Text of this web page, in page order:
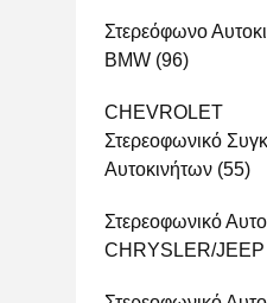
Στερεόφωνο
BMW (96)
CHEVROLET
Στερεοφωνικό
Αυτοκινήτων (55)
Στερεοφωνικό
CHRYSLER/JEEP